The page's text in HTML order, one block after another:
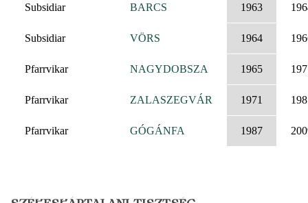
Subsidiar BARCS 1963
Subsidiar VÖRS 1964
Pfarrvikar NAGYDOBSZA 1965
Pfarrvikar ZALASZEGVÁR 1971
Pfarrvikar GÓGÁNFA 1987